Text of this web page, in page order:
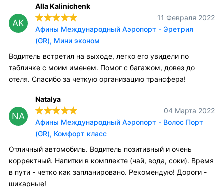
AK
Alla Kalinichenk
11 Февраля 2022
Афины Международный Аэропорт - Эретрия
(GR), Мини эконом
Водитель встретил на выходе, легко его увидели по
табличке с моим именем. Помог с багажом, довез до
отеля. Спасибо за четкую организацию трансфера!
NA
Natalya
04 Марта 2022
Афины Международный Аэропорт - Волос Порт
(GR), Комфорт класс
Отличный автомобиль. Водитель позитивный и очень
корректный. Напитки в комплекте (чай, вода, соки). Время
в пути - четко как запланировано. Рекомендую! Дороги -
шикарные!